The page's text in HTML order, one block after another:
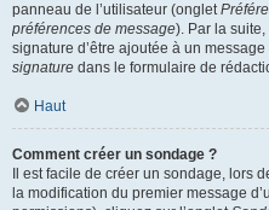
panneau de l’utilisateur (onglet
préférences de message). Par la
signature d’être ajoutée à un
signature dans le formulaire de
Haut
Comment créer un sondage ?
Il est facile de créer un sondage, lors
la modification du premier message